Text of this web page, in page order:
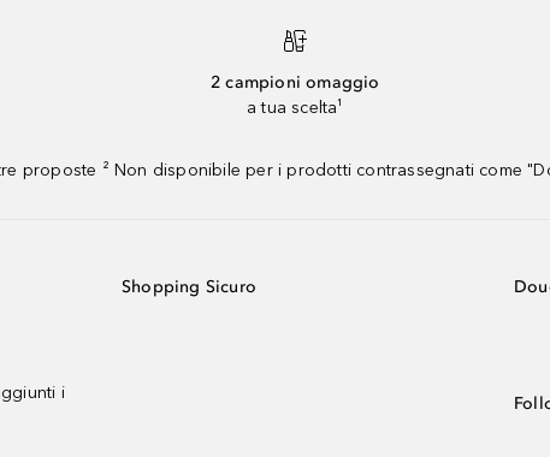
2 campioni omaggio
a tua scelta¹
proposte ² Non disponibile per i prodotti contrassegnati come
i
Shopping Sicuro